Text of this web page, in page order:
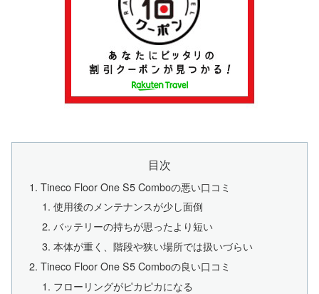
目次
Tineco Floor One S5 Comboの悪い口コミ
使用後のメンテナンスが少し面倒
バッテリーの持ちが思ったより短い
本体が重く、階段や狭い場所では扱いづらい
Tineco Floor One S5 Comboの良い口コミ
フローリングがピカピカになる